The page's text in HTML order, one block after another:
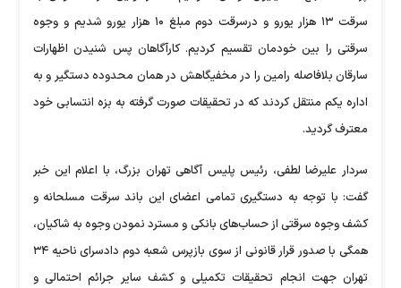
سرقت ۱۳ هزار یورو و درسرقت دوم مبلغ ۱۰ هزار یورو شدیم و وجوه
سرقتی را بین خودمان تقسیم کردیم. کارآگاهان پس شنیدن اظهارات
سارقان بلافاصله رامین را در مخفیگاهش در همان محدوده دستگیر و به
اداره یکم منتقل کردند که در تحقیقات صورت گرفته به بزه انتسابی خود
معترف گردید.
سردار علیرضا لطفی، رئیس پلیس آگاهی تهران بزرگ، با اعلام این خبر
گفت: با توجه به دستگیری تمامی اعضای این باند سرقت مسلحانه و
کشف وجوه سرقتی از حساب‌های بانکی و مسترد نمودن وجوه به شاکیان،
همگی با صدور قرار قانونی از سوی بازپرس شعبه دوم دادسرای ناحیه ۳۴
تهران جهت انجام تحقیقات تکمیلی و کشف سایر جرائم احتمالی و